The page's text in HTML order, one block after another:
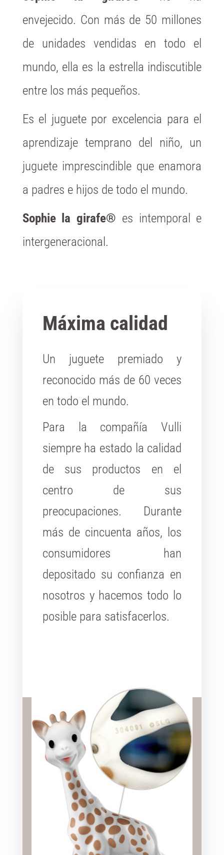
envejecido. Con más de 50 millones
de unidades vendidas en todo el
mundo, ella es la estrella indiscutible
entre los más pequeños.
Es el juguete por excelencia para el
aprendizaje temprano del niño, un
juguete imprescindible que enamora
a padres e hijos de todo el mundo.
Sophie la girafe® es intemporal e
intergeneracional.
Máxima calidad
Un juguete premiado y
reconocido más de 60 veces
en todo el mundo.
Para la compañía Vulli
siempre ha estado la calidad
de sus productos en el
centro de sus
preocupaciones. Durante
más de cincuenta años, los
consumidores han
depositado su confianza en
nosotros y hacemos todo lo
posible para satisfacerlos.